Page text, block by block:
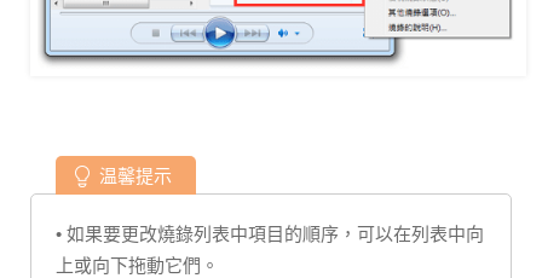
温馨提示
• 如果要更改燒錄列表中項目的順序，可以在列表中向
上或向下拖動它們。